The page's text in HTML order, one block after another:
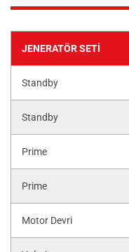
JENERATÖR SETI
Standby
Standby
Prime
Prime
Motor Devri